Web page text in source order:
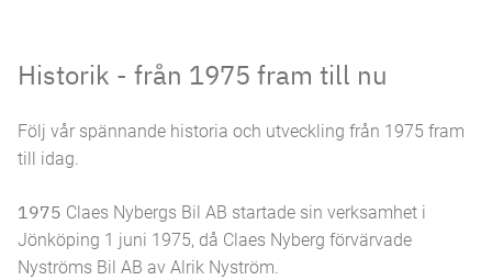
Historik - från 1975 fram till nu
Följ vår spännande historia och utveckling från 1975 fram
till idag.
1975 Claes Nybergs Bil AB startade sin verksamhet i
Jönköping 1 juni 1975, då Claes Nyberg förvärvade
Nyströms Bil AB av Alrik Nyström.